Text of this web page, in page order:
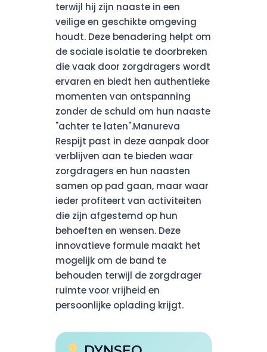
terwijl hij zijn naaste in een
veilige en geschikte omgeving
houdt. Deze benadering helpt om
de sociale isolatie te doorbreken
die vaak door zorgdragers wordt
ervaren en biedt hen authentieke
momenten van ontspanning
zonder de schuld om hun naaste
"achter te laten".Manureva
Respijt past in deze aanpak door
verblijven aan te bieden waar
zorgdragers en hun naasten
samen op pad gaan, maar waar
ieder profiteert van activiteiten
die zijn afgestemd op hun
behoeften en wensen. Deze
innovatieve formule maakt het
mogelijk om de band te
behouden terwijl de zorgdrager
ruimte voor vrijheid en
persoonlijke oplading krijgt.